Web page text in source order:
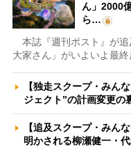
ん」2000
ら…
本誌『週刊ポスト』が追
大家さん」がいよいよ最
【独走スクープ・みん
ジェクト”の計画変更
【追及スクープ・みん
明かされる柳瀬健一・